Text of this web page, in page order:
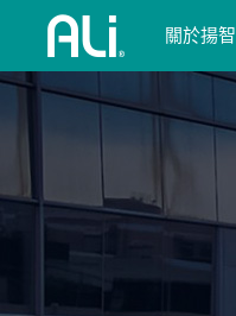
關於揚智